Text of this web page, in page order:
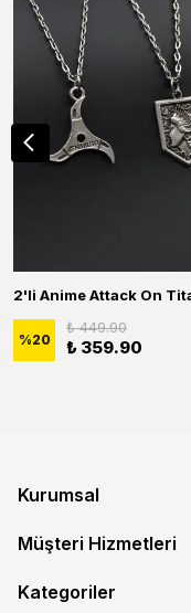
%20
₺ 449.90
₺ 359.90
Kurumsal
Müşteri Hizmetleri
Kategoriler